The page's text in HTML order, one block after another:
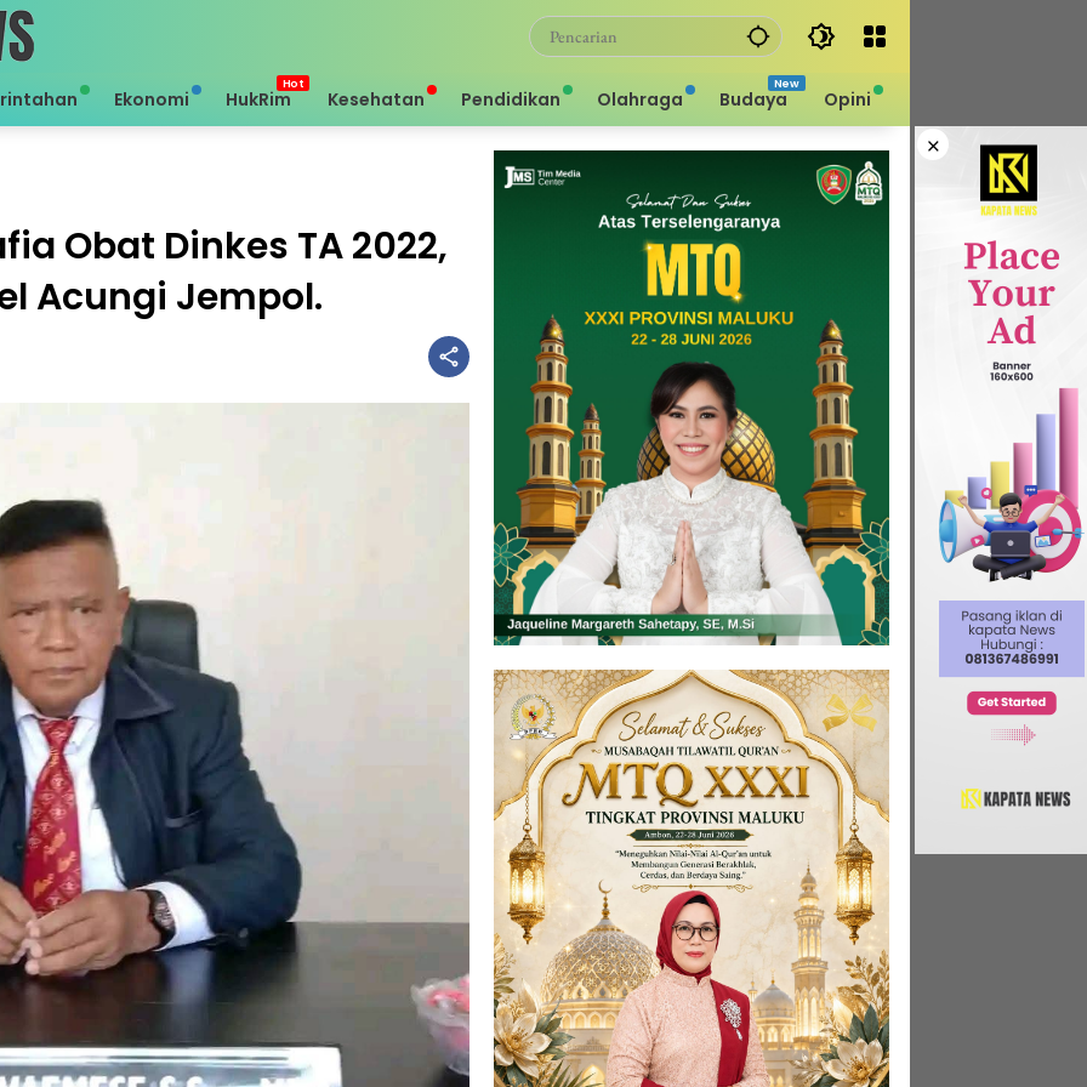
Ekonomi HukRim Kesehatan Pendidikan Olahraga Budaya Opini
×
Obat Dinkes TA 2022,
Acungi Jempol.